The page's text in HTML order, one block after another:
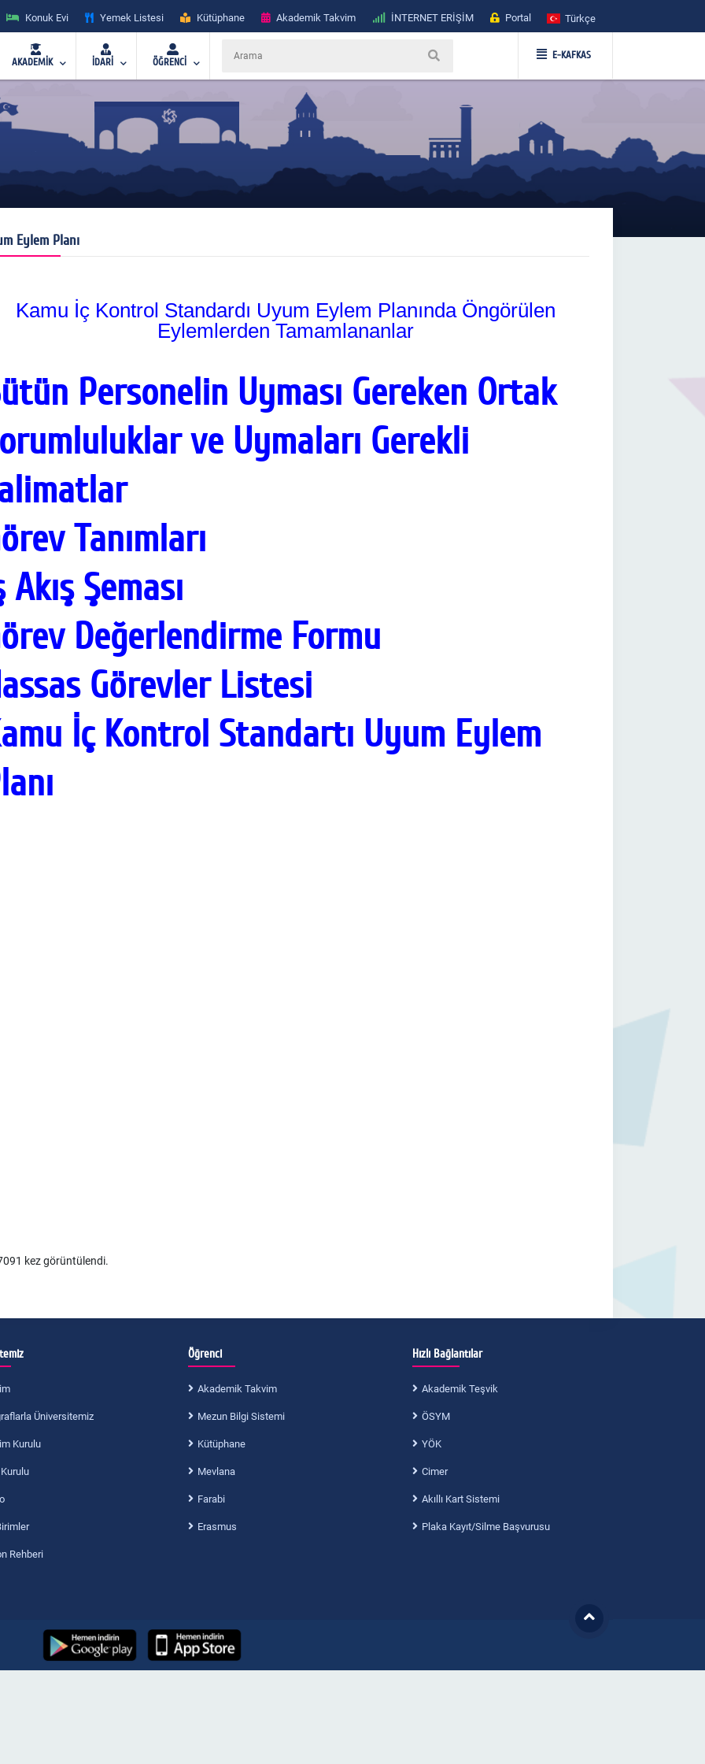
Konuk Evi Yemek Listesi Kütüphane Akademik Takvim İNTERNET ERİŞİM Portal Türkçe
AKADEMİK İDARİ ÖĞRENCİ
E-KAFKAS
Eylem Planı
Kamu İç Kontrol Standardı Uyum Eylem Planında Öngörülen
Eylemlerden Tamamlananlar
Personelin Uyması Gereken Ortak
ve Uymaları Gerekli
Tanımları
Akış Şeması
Değerlendirme Formu
Görevler Listesi
İç Kontrol Standartı Uyum Eylem
kez görüntülendi.
Üniversitemiz
Kurulu
Rehberi
Öğrenci
Akademik Takvim
Mezun Bilgi Sistemi
Kütüphane
Mevlana
Farabi
Erasmus
Hızlı Bağlantılar
Akademik Teşvik
ÖSYM
YÖK
Cimer
Akıllı Kart Sistemi
Plaka Kayıt/Silme Başvurusu